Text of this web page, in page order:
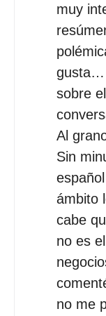
muy
gusta…
sobre
Al
Sin
ámbito
cabe
no es
no me